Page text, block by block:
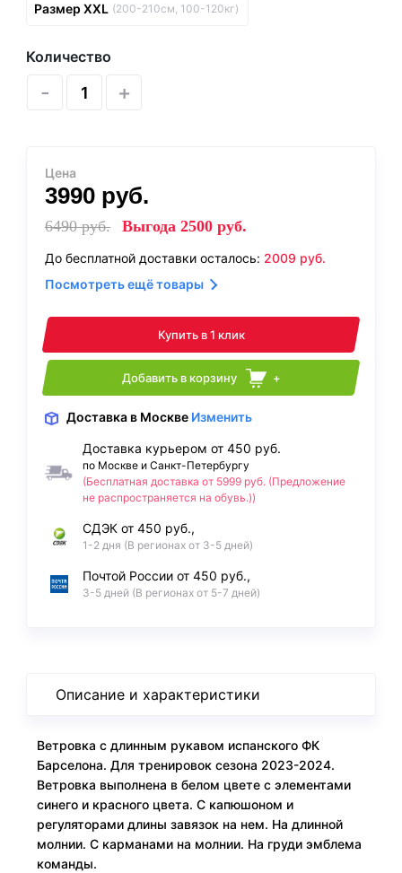
Размер XXL (200-210см, 100-120кг)
Количество
- +
Цена
3990 руб.
6490руб. Выгода 2500 руб.
До бесплатной доставки осталось: 2009 руб.
Посмотреть ещё товары
Купить в 1 клик
Добавить в корзину +
Доставка в Москве Изменить
Доставка курьером от 450 руб.
по Москве и Санкт-Петербургу
(Бесплатная доставка от 5999 руб. (Предложение
не распространяется на обувь.))
СДЭК от 450 руб.,
1-2 дня (В регионах от 3-5 дней)
Почтой России от 450 руб.,
3-5 дней (В регионах от 5-7 дней)
Описание и характеристики
Ветровка с длинным рукавом испанского ФК
Барселона. Для тренировок сезона 2023-2024.
Ветровка выполнена в белом цвете с элементами
синего и красного цвета. С капюшоном и
регуляторами длины завязок на нем. На длинной
молнии. С карманами на молнии. На груди эмблема
команды.